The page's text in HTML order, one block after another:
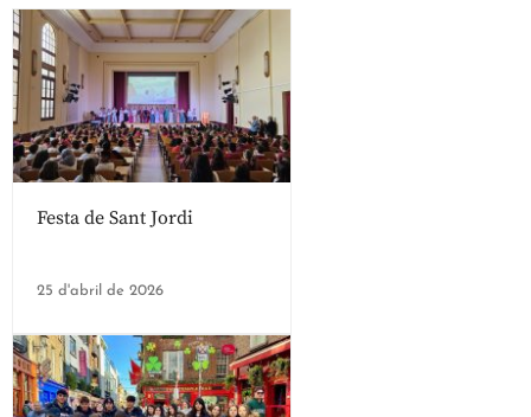
Festa de Sant Jordi
25 d'abril de 2026